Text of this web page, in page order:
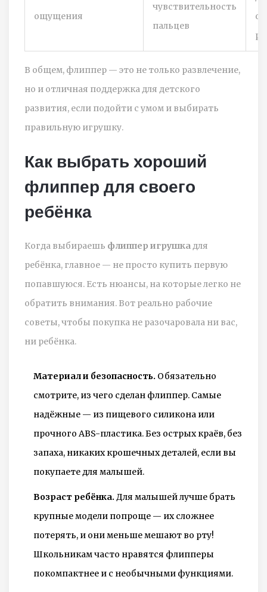
ощущения
чувствительность
пальцев
В общем, флиппер — это не только развлечение,
но и отличная поддержка для детского
развития, если подойти с умом и выбирать
правильную игрушку.
Как выбрать хороший
флиппер для своего
ребёнка
Когда выбираешь флиппер игрушкадля
ребёнка, главное — не просто купить первую
попавшуюся. Есть нюансы, на которые легко не
обратить внимания. Вот реально рабочие
советы, чтобы покупка не разочаровала ни вас,
ни ребёнка.
Материал и безопасность. Обязательно
смотрите, из чего сделан флиппер. Самые
надёжные — из пищевого силикона или
прочного ABS-пластика. Без острых краёв, без
запаха, никаких крошечных деталей, если вы
покупаете для малышей.
Возраст ребёнка. Для малышей лучше брать
крупные модели попроще — их сложнее
потерять, и они меньше мешают во рту!
Школьникам часто нравятся флипперы
покомпактнее и с необычными функциями.